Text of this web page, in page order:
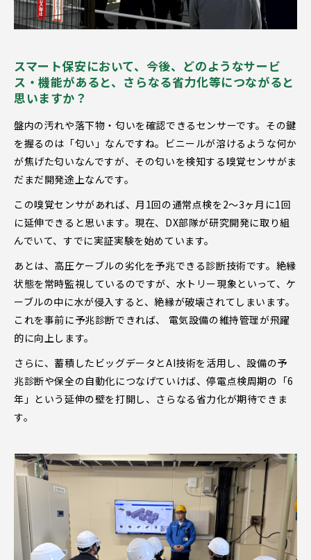
スマート保安において、今後、どのようなサービ
ス・機能があると、さらなる省力化等につながると
思いますか？
盤内の汚れや落下物・匂いを確認できるセンサーです。その鍵
を握るのは「匂い」なんですね。ビニールが溶けるような何か
が焦げた匂いなんですが、その匂いを検知する嗅覚センサがま
だまだ開発途上なんです。
この嗅覚センサがあれば、月1回の通常点検を2〜3ヶ月に1回
に延伸できると思います。現在、DX部隊が研究開発に取り組
んでいて、すでに実証実験を始めています。
あとは、高圧ケーブルの劣化を予兆できる診断技術です。絶縁
状態を常時監視しているのですが、水トリー現象といって、ケ
ーブルの中に水が侵入すると、絶縁が破壊されてしまいます。
これを事前に予兆診断できれば、 電気設備の維持管理が飛躍
的に向上します。
さらに、蓄積したビッグデータとAI技術を活用し、設備の予
兆診断や保全の自動化につなげていけば、停電点検周期の「6
年」という延伸の壁を打開し、さらなる省力化が期待できま
す。